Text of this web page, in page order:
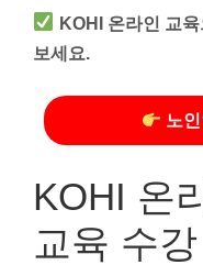
KOHI 온라인 교
보세요.
노
KOHI 온
교육 수